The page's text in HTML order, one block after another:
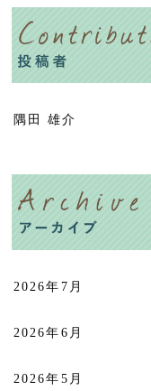
隅田 雄介
2026年7月
2026年6月
2026年5月